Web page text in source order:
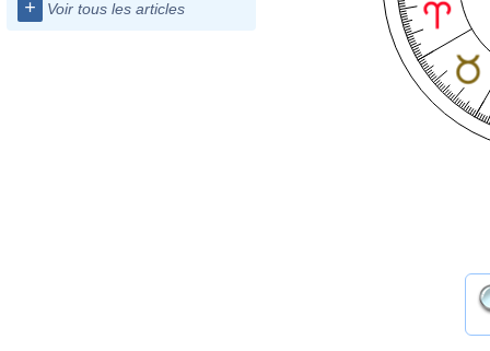
+ Voir tous les articles